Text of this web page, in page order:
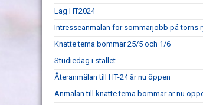
Lag HT2024
Intresseanmälan för sommarjobb på torns
Knatte tema bommar 25/5 och 1/6
Studiedag i stallet
Återanmälan till HT-24 är nu öppen
Anmälan till knatte tema bommar är nu